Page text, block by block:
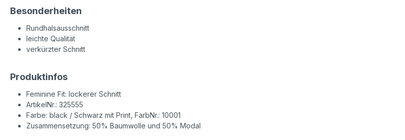
Besonderheiten
Rundhalsausschnitt
leichte Qualität
verkürzter Schnitt
Produktinfos
Feminine Fit: lockerer Schnitt
ArtikelNr.: 325555
Farbe: black / Schwarz mit Print, FarbNr.: 10001
Zusammensetzung: 50% Baumwolle und 50% Modal